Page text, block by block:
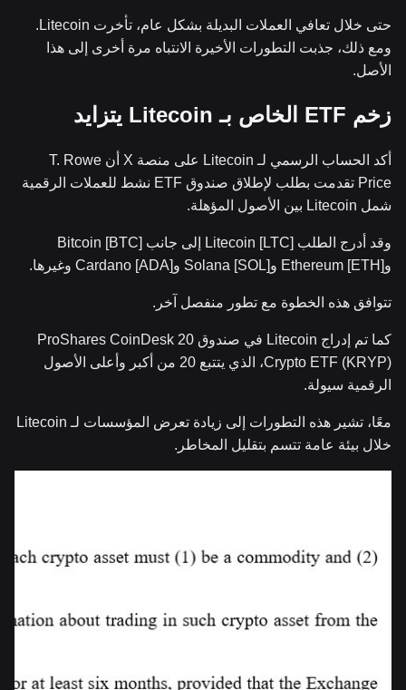
حتى خلال تعافي العملات البديلة بشكل عام، تأخرت Litecoin.
ومع ذلك، جذبت التطورات الأخيرة الانتباه مرة أخرى إلى هذا
الأصل.
زخم ETF الخاص بـ Litecoin يتزايد
أكد الحساب الرسمي لـ Litecoin على منصة X أن T. Rowe
Price تقدمت بطلب لإطلاق صندوق ETF نشط للعملات الرقمية
شمل Litecoin بين الأصول المؤهلة.
وقد أدرج الطلب Litecoin [LTC] إلى جانب Bitcoin [BTC]
وEthereum [ETH] وSolana [SOL] وCardano [ADA] وغيرها.
تتوافق هذه الخطوة مع تطور منفصل آخر.
كما تم إدراج Litecoin في صندوق ProShares CoinDesk 20
Crypto ETF (KRYP)، الذي يتتبع 20 من أكبر وأعلى الأصول
الرقمية سيولة.
معًا، تشير هذه التطورات إلى زيادة تعرض المؤسسات لـ Litecoin
خلال بيئة عامة تتسم بتقليل المخاطر.